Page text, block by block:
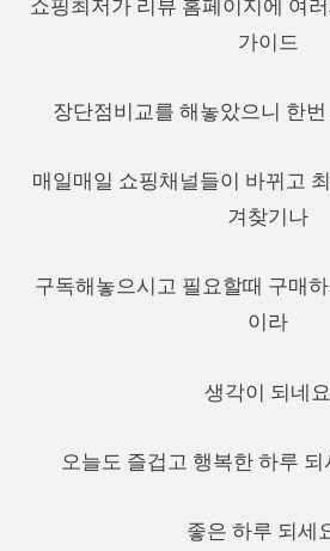
쇼핑최저가 리뷰 홈페이지에 여
가이드
장단점비교를 해놓았으니 한
매일매일 쇼핑채널들이 바뀌고
겨찾기나
구독해놓으시고 필요할때 구매
이라
생각이 되네요
오늘도 즐겁고 행복한 하루
좋은 하루 되세